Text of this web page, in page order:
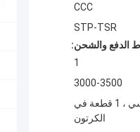
CCC
STP-TSR
الدفع والشحن:
1
3000-3500
المربع الداخلي والكرتون الرئيسي ، 1 قطعة في
الكرتون